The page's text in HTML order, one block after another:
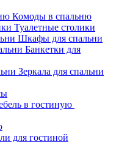
Комоды в спальню
Туалетные столики
Шкафы для спальни
Банкетки для
Зеркала для спальни
в гостиную